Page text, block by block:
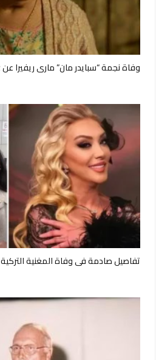
وفاة نجمة “سبايدر مان” ماري ريفيرا عن 82 عامًا
تفاصيل صادمة في وفاة المغنية التركية Güllü.. ابنتها قتلتها عمداً